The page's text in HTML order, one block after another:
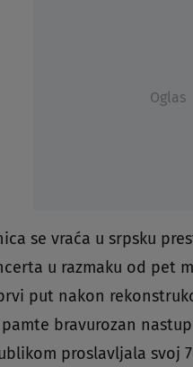
Oglas
se vraća u srpsku
u razmaku od pet
put nakon
bravurozan
proslavljala svoj